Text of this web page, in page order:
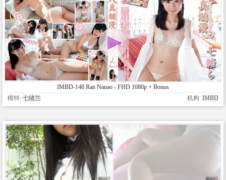
IMBD-148 Ran Nanao - FHD 1080p + Bonus
模特: 七绪兰 机构: IMBD